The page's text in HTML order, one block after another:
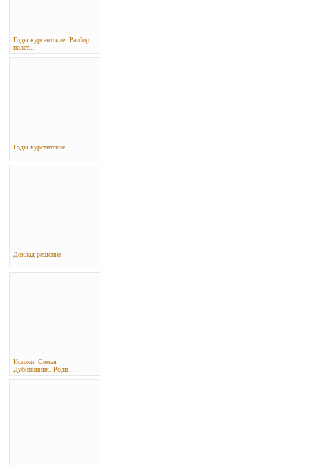
Годы курсантские. Разбор
полет...
Годы курсантские..
Доклад-решение
Истоки. Семья
Дубинкиних. Роди...